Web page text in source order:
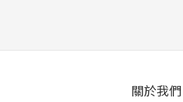
關於我們